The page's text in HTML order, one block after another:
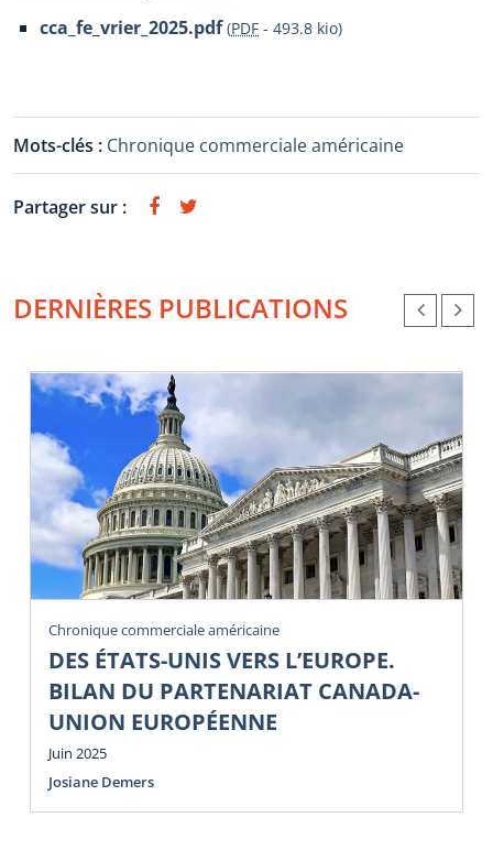
cca_fe_vrier_2025.pdf (PDF - 493.8 kio)
Mots-clés : Chronique commerciale américaine
Partager sur :
DERNIÈRES PUBLICATIONS
Chronique commerciale américaine
DES ÉTATS-UNIS VERS L’EUROPE.
BILAN DU PARTENARIAT CANADA-
UNION EUROPÉENNE
Juin 2025
Josiane Demers